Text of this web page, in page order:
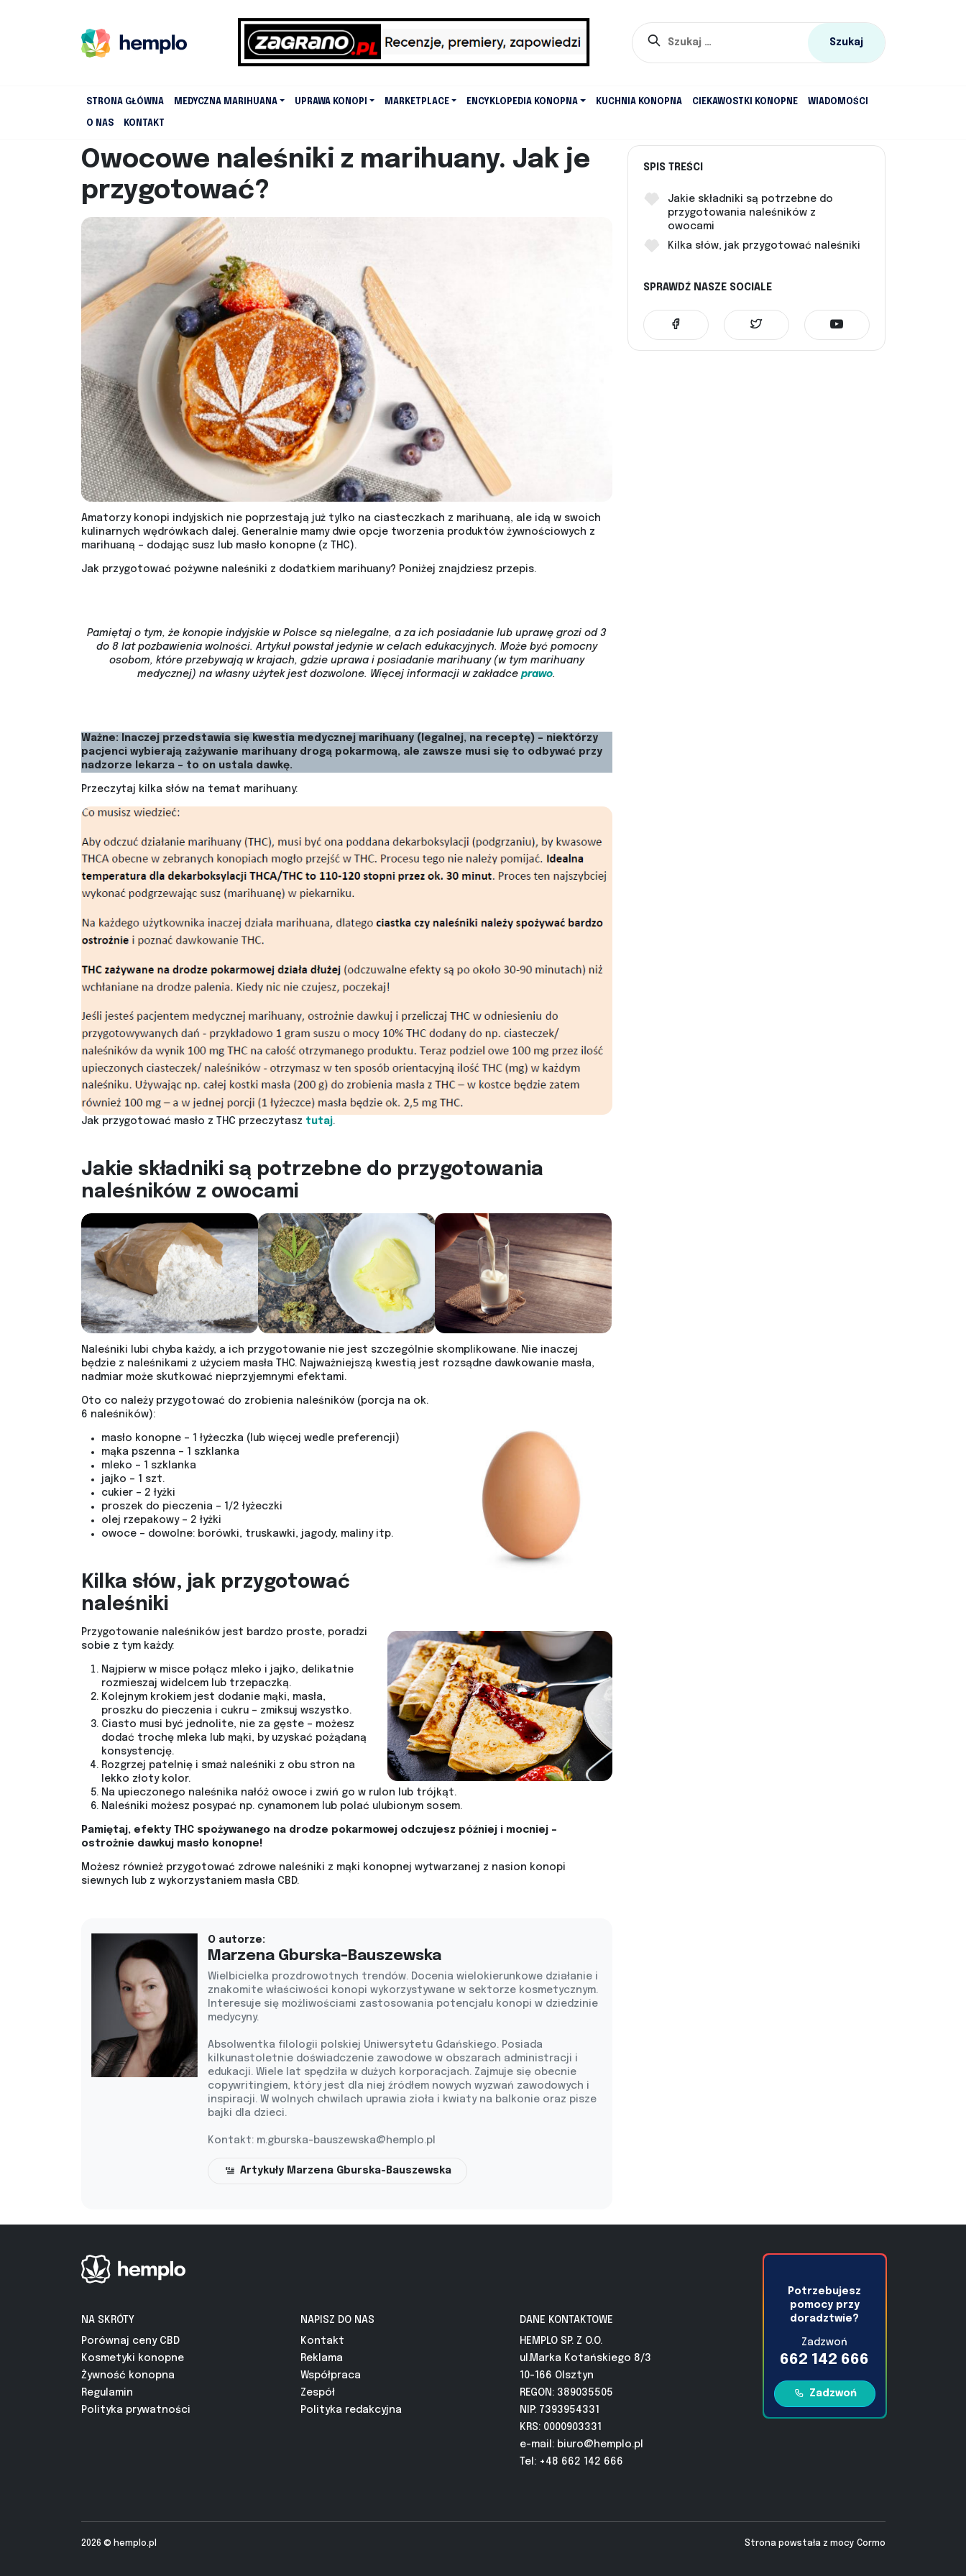
STRONA GŁÓWNA MEDYCZNA MARIHUANA UPRAWA KONOPI MARKETPLACE ENCYKLOPEDIA KONOPNA KUCHNIA KONOPNA CIEKAWOSTKI KONOPNE WIADOMOŚCI
O NAS KONTAKT
Owocowe naleśniki z marihuany. Jak je
przygotować?
Amatorzy konopi indyjskich nie poprzestają już tylko na ciasteczkach z marihuaną, ale idą w swoich
kulinarnych wędrówkach dalej. Generalnie mamy dwie opcje tworzenia produktów żywnościowych z
marihuaną – dodając susz lub masło konopne (z THC).
Jak przygotować pożywne naleśniki z dodatkiem marihuany? Poniżej znajdziesz przepis.
Pamiętaj o tym, że konopie indyjskie w Polsce są nielegalne, a za ich posiadanie lub uprawę grozi od 3
do 8 lat pozbawienia wolności. Artykuł powstał jedynie w celach edukacyjnych. Może być pomocny
osobom, które przebywają w krajach, gdzie uprawa i posiadanie marihuany (w tym marihuany
medycznej) na własny użytek jest dozwolone. Więcej informacji w zakładce prawo.
Ważne: Inaczej przedstawia się kwestia medycznej marihuany (legalnej, na receptę) – niektórzy
pacjenci wybierają zażywanie marihuany drogą pokarmową, ale zawsze musi się to odbywać przy
nadzorze lekarza – to on ustala dawkę.
Przeczytaj kilka słów na temat marihuany:
Jak przygotować masło z THC przeczytasz tutaj.
Jakie składniki są potrzebne do przygotowania
naleśników z owocami
Naleśniki lubi chyba każdy, a ich przygotowanie nie jest szczególnie skomplikowane. Nie inaczej
będzie z naleśnikami z użyciem masła THC. Najważniejszą kwestią jest rozsądne dawkowanie masła,
nadmiar może skutkować nieprzyjemnymi efektami.
Oto co należy przygotować do zrobienia naleśników (porcja na ok.
6 naleśników):
masło konopne – 1 łyżeczka (lub więcej wedle preferencji)
mąka pszenna – 1 szklanka
mleko – 1 szklanka
jajko – 1 szt.
cukier – 2 łyżki
proszek do pieczenia – 1/2 łyżeczki
olej rzepakowy – 2 łyżki
owoce – dowolne: borówki, truskawki, jagody, maliny itp.
Kilka słów, jak przygotować
naleśniki
Przygotowanie naleśników jest bardzo proste, poradzi
sobie z tym każdy:
Najpierw w misce połącz mleko i jajko, delikatnie
rozmieszaj widelcem lub trzepaczką.
Kolejnym krokiem jest dodanie mąki, masła,
proszku do pieczenia i cukru – zmiksuj wszystko.
Ciasto musi być jednolite, nie za gęste – możesz
dodać trochę mleka lub mąki, by uzyskać pożądaną
konsystencję.
Rozgrzej patelnię i smaż naleśniki z obu stron na
lekko złoty kolor.
Na upieczonego naleśnika nałóż owoce i zwiń go w rulon lub trójkąt.
Naleśniki możesz posypać np. cynamonem lub polać ulubionym sosem.
Pamiętaj, efekty THC spożywanego na drodze pokarmowej odczujesz później i mocniej –
ostrożnie dawkuj masło konopne!
Możesz również przygotować zdrowe naleśniki z mąki konopnej wytwarzanej z nasion konopi
siewnych lub z wykorzystaniem masła CBD.
O autorze:
Marzena Gburska-Bauszewska
Wielbicielka prozdrowotnych trendów. Docenia wielokierunkowe działanie i
znakomite właściwości konopi wykorzystywane w sektorze kosmetycznym.
Interesuje się możliwościami zastosowania potencjału konopi w dziedzinie
medycyny.
Absolwentka filologii polskiej Uniwersytetu Gdańskiego. Posiada
kilkunastoletnie doświadczenie zawodowe w obszarach administracji i
edukacji. Wiele lat spędziła w dużych korporacjach. Zajmuje się obecnie
copywritingiem, który jest dla niej źródłem nowych wyzwań zawodowych i
inspiracji. W wolnych chwilach uprawia zioła i kwiaty na balkonie oraz pisze
bajki dla dzieci.
Kontakt: m.gburska-bauszewska@hemplo.pl
Artykuły Marzena Gburska-Bauszewska
SPIS TREŚCI
Jakie składniki są potrzebne do
przygotowania naleśników z
owocami
Kilka słów, jak przygotować naleśniki
SPRAWDŹ NASZE SOCIALE
NA SKRÓTY
Porównaj ceny CBD
Kosmetyki konopne
Żywność konopna
Regulamin
Polityka prywatności
NAPISZ DO NAS
Kontakt
Reklama
Współpraca
Zespół
Polityka redakcyjna
DANE KONTAKTOWE
HEMPLO SP. Z O.O.
ul.Marka Kotańskiego 8/3
10-166 Olsztyn
REGON: 389035505
NIP: 7393954331
KRS: 0000903331
e-mail: biuro@hemplo.pl
Tel: +48 662 142 666
Potrzebujesz
pomocy przy
doradztwie?
Zadzwoń
662 142 666
Zadzwoń
2026 © hemplo.pl Strona powstała z mocy Cormo